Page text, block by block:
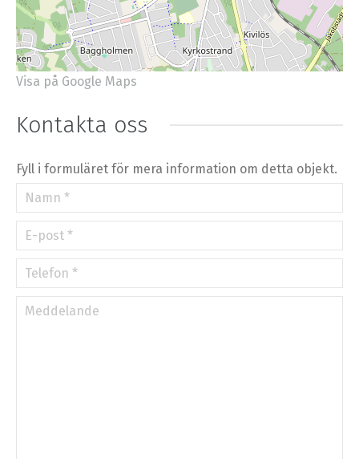
+
−
©OpenStreetMap contributors.
»
Visa på Google Maps
Kontakta oss
Fyll i formuläret för mera information om detta objekt.